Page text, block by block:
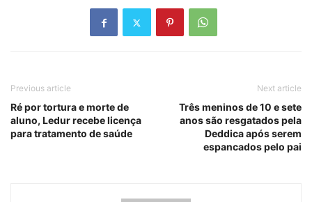
Previous article
Ré por tortura e morte de
aluno, Ledur recebe licença
para tratamento de saúde
Next article
Três meninos de 10 e sete
anos são resgatados pela
Deddica após serem
espancados pelo pai